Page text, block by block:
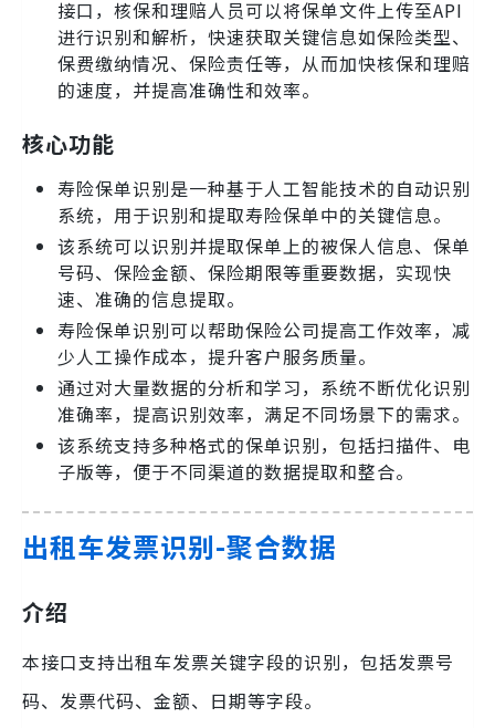
接口，核保和理赔人员可以将保单文件上传至API
进行识别和解析，快速获取关键信息如保险类型、
保费缴纳情况、保险责任等，从而加快核保和理赔
的速度，并提高准确性和效率。
核心功能
寿险保单识别是一种基于人工智能技术的自动识别
系统，用于识别和提取寿险保单中的关键信息。
该系统可以识别并提取保单上的被保人信息、保单
号码、保险金额、保险期限等重要数据，实现快
速、准确的信息提取。
寿险保单识别可以帮助保险公司提高工作效率，减
少人工操作成本，提升客户服务质量。
通过对大量数据的分析和学习，系统不断优化识别
准确率，提高识别效率，满足不同场景下的需求。
该系统支持多种格式的保单识别，包括扫描件、电
子版等，便于不同渠道的数据提取和整合。
出租车发票识别-聚合数据
介绍
本接口支持出租车发票关键字段的识别，包括发票号
码、发票代码、金额、日期等字段。